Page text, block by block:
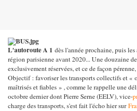
L'autoroute A 1 dès l'année prochaine, puis les
région parisienne avant 2020... Une douzaine
exclusivement réservées, et ce de façon
Objectif : favoriser les transports collectifs et «
maîtrisés et fiables » , comme le rappelle une
octobre dernier dont Pierre Serne (EELV), vice-
charge des transports, s'est fait l'écho hier sur